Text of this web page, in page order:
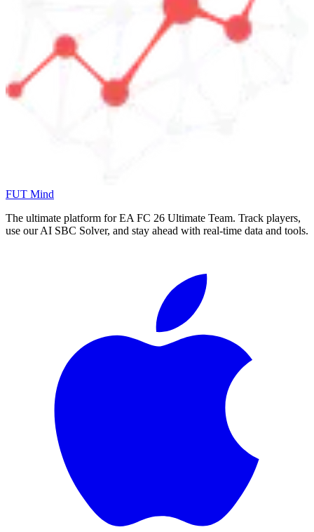
FUT Mind
The ultimate platform for EA FC 26 Ultimate Team. Track players,
use our AI SBC Solver, and stay ahead with real-time data and tools.